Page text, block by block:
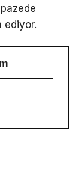
ediyor.